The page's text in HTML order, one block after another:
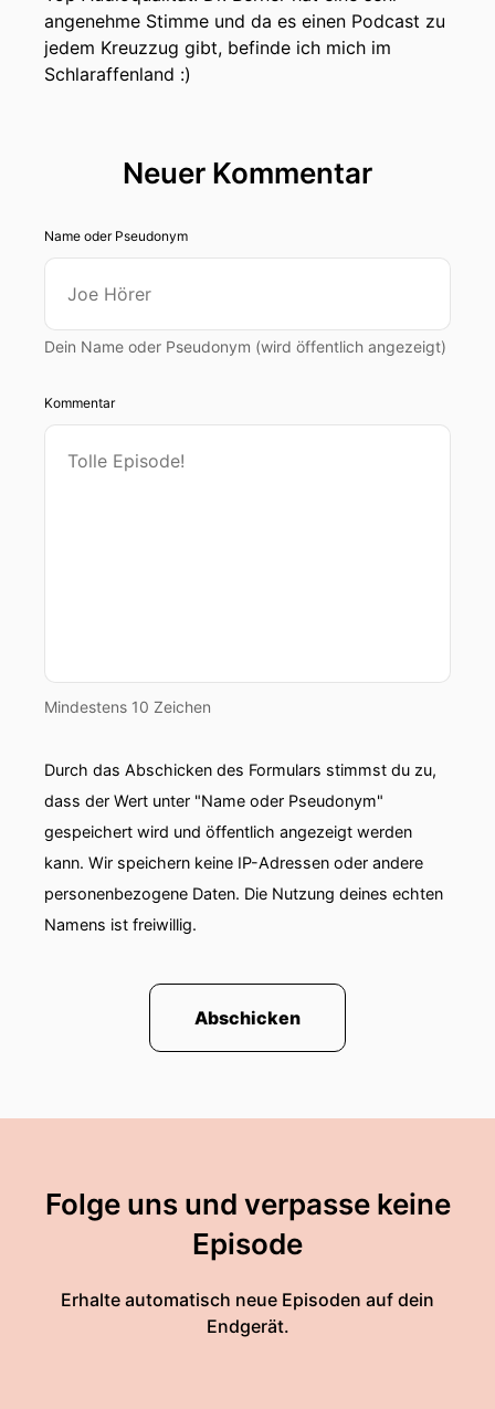
angenehme Stimme und da es einen Podcast zu
jedem Kreuzzug gibt, befinde ich mich im
Schlaraffenland :)
Neuer Kommentar
Name oder Pseudonym
Dein Name oder Pseudonym (wird öffentlich angezeigt)
Kommentar
Mindestens 10 Zeichen
Durch das Abschicken des Formulars stimmst du zu,
dass der Wert unter "Name oder Pseudonym"
gespeichert wird und öffentlich angezeigt werden
kann. Wir speichern keine IP-Adressen oder andere
personenbezogene Daten. Die Nutzung deines echten
Namens ist freiwillig.
Abschicken
Folge uns und verpasse keine
Episode
Erhalte automatisch neue Episoden auf dein
Endgerät.